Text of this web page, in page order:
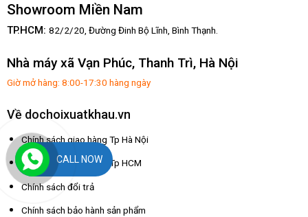
Showroom Miền Nam
TP.HCM: 82/2/20, Đường Đinh Bộ Lĩnh, Bình Thạnh.
Nhà máy xã Vạn Phúc, Thanh Trì, Hà Nội
Giờ mở hàng: 8:00-17:30 hàng ngày
Về dochoixuatkhau.vn
Chính sách giao hàng Tp Hà Nội
Chính sách giao hàng Tp HCM
Chính sách đổi trả
Chính sách bảo hành sản phẩm
CALL NOW